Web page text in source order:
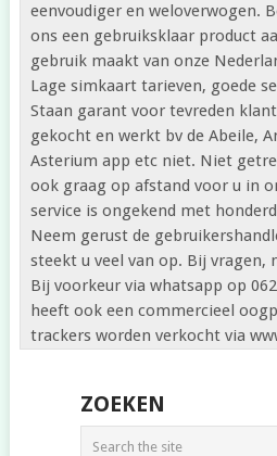
eenvoudiger en weloverwogen.
ons een gebruiksklaar product
gebruik maakt van onze
Lage simkaart tarieven, goede
Staan garant voor tevreden
gekocht en werkt bv de Abeile,
Asterium app etc niet. Niet
ook graag op afstand voor u in
service is ongekend met
Neem gerust de
steekt u veel van op. Bij vragen,
Bij voorkeur via whatsapp op
heeft ook een commercieel
trackers worden verkocht via
ZOEKEN